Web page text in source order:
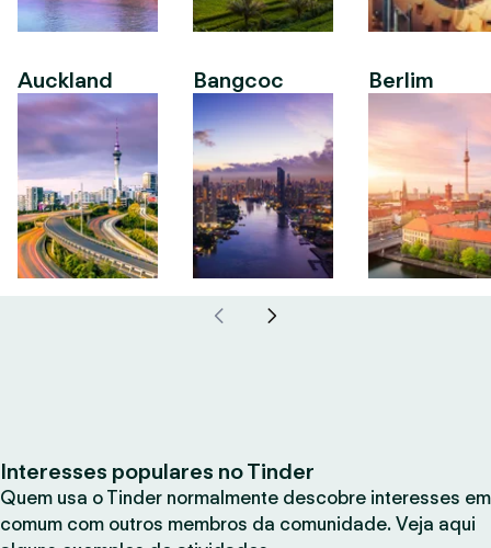
Auckland Bangcoc Berlim
Interesses populares no Tinder
Quem usa o Tinder normalmente descobre interesses em
comum com outros membros da comunidade. Veja aqui